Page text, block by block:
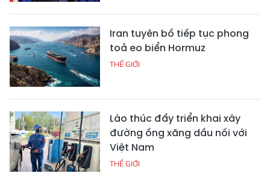
Iran tuyên bố tiếp tục phong
toả eo biển Hormuz
THẾ GIỚI
Lào thúc đẩy triển khai xây
đường ống xăng dầu nối với
Việt Nam
THẾ GIỚI